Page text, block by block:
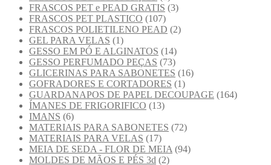
FRASCOS PET e PEAD GRATIS (3)
FRASCOS PET PLASTICO (107)
FRASCOS POLIETILENO PEAD (2)
GEL PARA VELAS (1)
GESSO EM PÓ E ALGINATOS (14)
GESSO PERFUMADO PEÇAS (73)
GLICERINAS PARA SABONETES (16)
GOFRADORES E CORTADORES (1)
GUARDANAPOS DE PAPEL DECOUPAGE (164)
ÍMANES DE FRIGORIFICO (13)
IMANS (6)
MATERIAIS PARA SABONETES (72)
MATERIAIS PARA VELAS (17)
MEIA DE SEDA - FLOR DE MEIA (94)
MOLDES DE MÃOS E PÉS 3d (2)